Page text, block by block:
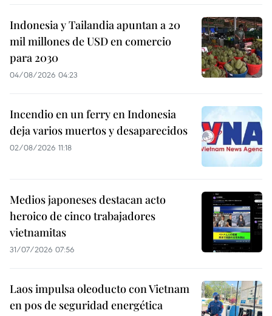
Indonesia y Tailandia apuntan a 20
mil millones de USD en comercio
para 2030
04/08/2026 04:23
Incendio en un ferry en Indonesia
deja varios muertos y desaparecidos
02/08/2026 11:18
Medios japoneses destacan acto
heroico de cinco trabajadores
vietnamitas
31/07/2026 07:56
Laos impulsa oleoducto con Vietnam
en pos de seguridad energética